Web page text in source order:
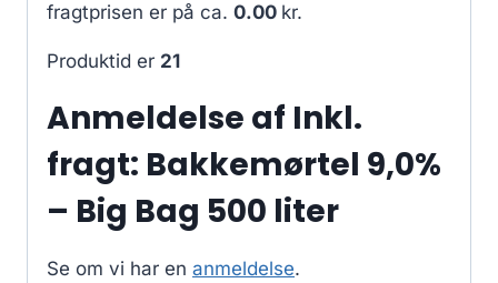
fragtprisen er på ca. 0.00 kr.
Produktid er 21
Anmeldelse af Inkl.
fragt: Bakkemørtel 9,0%
– Big Bag 500 liter
Se om vi har en anmeldelse.